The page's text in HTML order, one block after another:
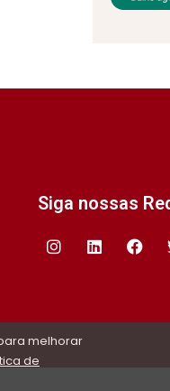
Siga nossas
melhorar
de